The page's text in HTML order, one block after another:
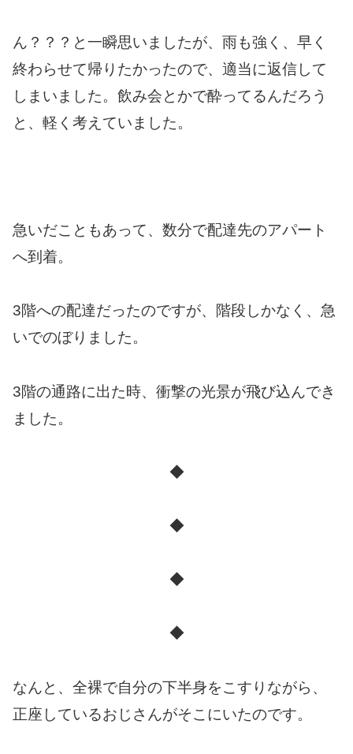
ん？？？と一瞬思いましたが、雨も強く、早く
終わらせて帰りたかったので、適当に返信して
しまいました。飲み会とかで酔ってるんだろう
と、軽く考えていました。
急いだこともあって、数分で配達先のアパート
へ到着。
3階への配達だったのですが、階段しかなく、急
いでのぼりました。
3階の通路に出た時、衝撃の光景が飛び込んでき
ました。
◆
◆
◆
◆
なんと、全裸で自分の下半身をこすりながら、
正座しているおじさんがそこにいたのです。